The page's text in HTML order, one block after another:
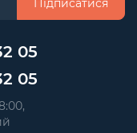
05
05